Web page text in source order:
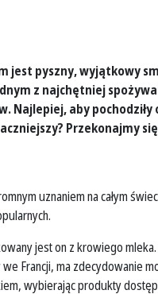
jest pyszny, wyjątkowy
z najchętniej
aby
Przekonajmy
uznaniem na całym
jest on z krowiego
Francji, ma zdecydowanie
wybierając produkty